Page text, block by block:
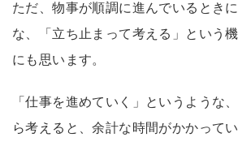
ただ、物事が順調に進んでいるとき
な、「立ち止まって考える」という
にも思います。
「仕事を進めていく」というような
ら考えると、余計な時間がかかって